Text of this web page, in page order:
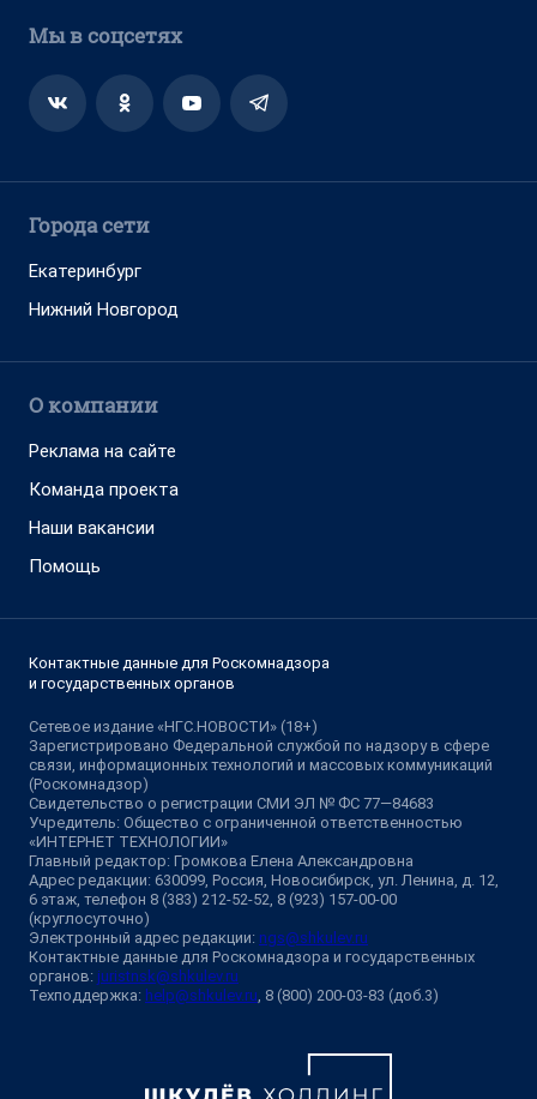
Мы в соцсетях
Города сети
Екатеринбург
Нижний Новгород
О компании
Реклама на сайте
Команда проекта
Наши вакансии
Помощь
Контактные данные для Роскомнадзора
и государственных органов
Сетевое издание «НГС.НОВОСТИ» (18+)
Зарегистрировано Федеральной службой по надзору в сфере
связи, информационных технологий и массовых коммуникаций
(Роскомнадзор)
Свидетельство о регистрации СМИ ЭЛ № ФС 77—84683
Учредитель: Общество с ограниченной ответственностью
«ИНТЕРНЕТ ТЕХНОЛОГИИ»
Главный редактор: Громкова Елена Александровна
Адрес редакции: 630099, Россия, Новосибирск, ул. Ленина, д. 12,
6 этаж, телефон 8 (383) 212-52-52, 8 (923) 157-00-00
(круглосуточно)
Электронный адрес редакции: ngs@shkulev.ru
Контактные данные для Роскомнадзора и государственных
органов: juristnsk@shkulev.ru
Техподдержка: help@shkulev.ru, 8 (800) 200-03-83 (доб.3)